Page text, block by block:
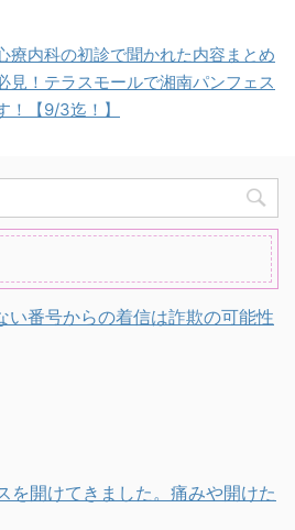
療内科の初診で聞かれた内容まとめ
見！テラスモールで湘南パンフェス
！【9/3迄！】
い番号からの着信は詐欺の可能性
を開けてきました。痛みや開けた